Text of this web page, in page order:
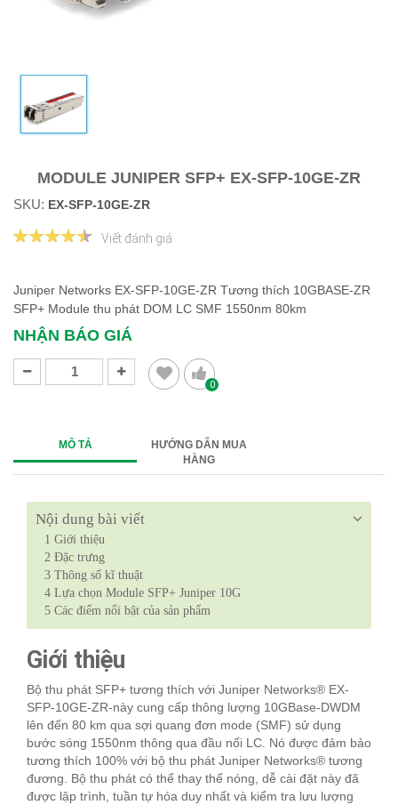
MODULE JUNIPER SFP+ EX-SFP-10GE-ZR
SKU: EX-SFP-10GE-ZR
Viết đánh giá
Juniper Networks EX-SFP-10GE-ZR Tương thích 10GBASE-ZR
SFP+ Module thu phát DOM LC SMF 1550nm 80km
NHẬN BÁO GIÁ
0
MÔ TẢ
HƯỚNG DẪN MUA
HÀNG
Nội dung bài viết
1 Giới thiệu
2 Đặc trưng
3 Thông số kĩ thuật
4 Lựa chọn Module SFP+ Juniper 10G
5 Các điểm nổi bật của sản phẩm
Giới thiệu
Bộ thu phát SFP+ tương thích với Juniper Networks® EX-
SFP-10GE-ZR-này cung cấp thông lượng 10GBase-DWDM
lên đến 80 km qua sợi quang đơn mode (SMF) sử dụng
bước sóng 1550nm thông qua đầu nối LC. Nó được đảm bảo
tương thích 100% với bộ thu phát Juniper Networks® tương
đương. Bộ thu phát có thể thay thế nóng, dễ cài đặt này đã
được lập trình, tuần tự hóa duy nhất và kiểm tra lưu lượng